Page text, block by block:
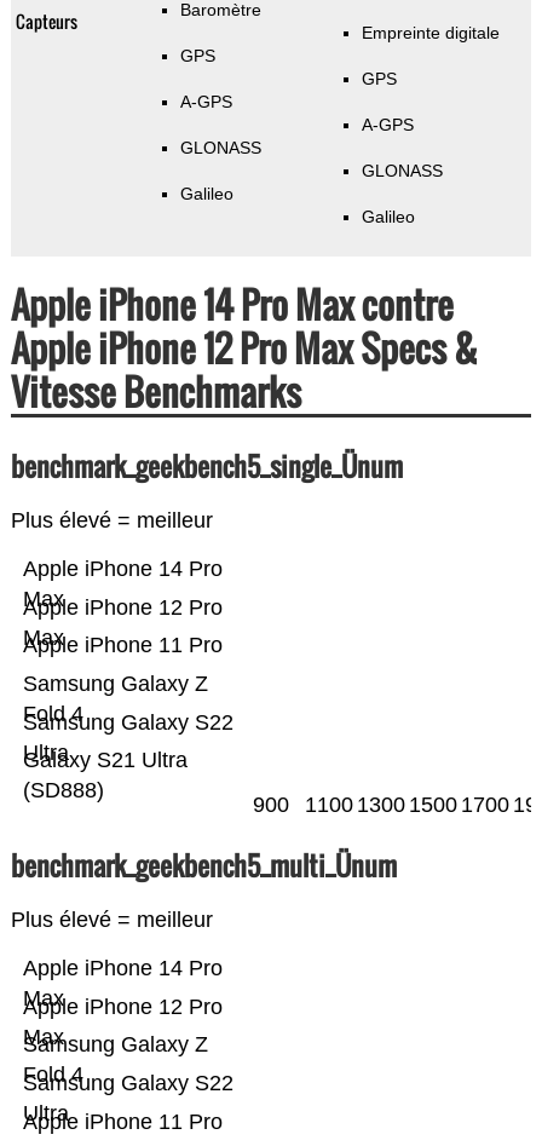
Capteurs Baromètre
GPS
A-GPS
GLONASS
Galileo
Empreinte digitale
GPS
A-GPS
GLONASS
Galileo
Apple iPhone 14 Pro Max contre
Apple iPhone 12 Pro Max Specs &
Vitesse Benchmarks
benchmark_geekbench5_single_Ünum
Plus élevé = meilleur
Galaxy S21 Ultra
(SD888)
Samsung Galaxy S22
Ultra
Samsung Galaxy Z
Fold 4
Apple iPhone 11 Pro
Apple iPhone 12 Pro
Max
Apple iPhone 14 Pro
Max
900 1100 1300 1500 1700
benchmark_geekbench5_multi_Ünum
Plus élevé = meilleur
Apple iPhone 11 Pro
Samsung Galaxy S22
Ultra
Samsung Galaxy Z
Fold 4
Apple iPhone 12 Pro
Max
Apple iPhone 14 Pro
Max